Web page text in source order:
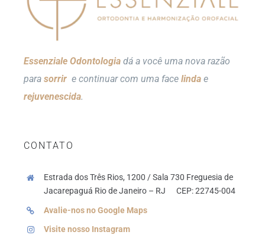
Essenziale Odontologiadá a você uma nova razão
para sorrir e continuar com uma face lindae
rejuvenescida.
CONTATO
Estrada dos Três Rios, 1200 / Sala 730 Freguesia de
Jacarepaguá Rio de Janeiro – RJ CEP:22745-004
Avalie-nos no Google Maps
Visite nosso Instagram